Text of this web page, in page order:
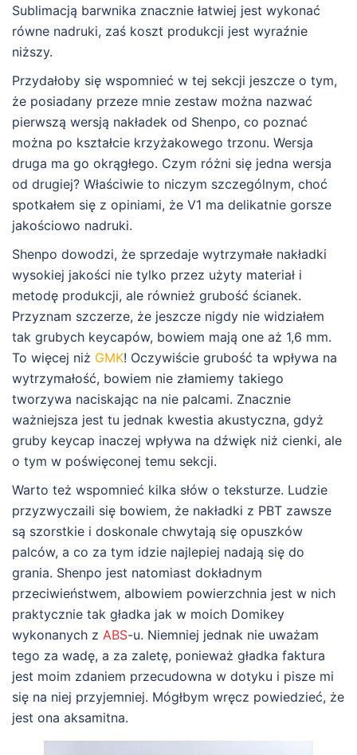
Sublimacją barwnika znacznie łatwiej jest wykonać
równe nadruki, zaś koszt produkcji jest wyraźnie
niższy.
Przydałoby się wspomnieć w tej sekcji jeszcze o tym,
że posiadany przeze mnie zestaw można nazwać
pierwszą wersją nakładek od Shenpo, co poznać
można po kształcie krzyżakowego trzonu. Wersja
druga ma go okrągłego. Czym różni się jedna wersja
od drugiej? Właściwie to niczym szczególnym, choć
spotkałem się z opiniami, że V1 ma delikatnie gorsze
jakościowo nadruki.
Shenpo dowodzi, że sprzedaje wytrzymałe nakładki
wysokiej jakości nie tylko przez użyty materiał i
metodę produkcji, ale również grubość ścianek.
Przyznam szczerze, że jeszcze nigdy nie widziałem
tak grubych keycapów, bowiem mają one aż 1,6 mm.
To więcej niż GMK! Oczywiście grubość ta wpływa na
wytrzymałość, bowiem nie złamiemy takiego
tworzywa naciskając na nie palcami. Znacznie
ważniejsza jest tu jednak kwestia akustyczna, gdyż
gruby keycap inaczej wpływa na dźwięk niż cienki, ale
o tym w poświęconej temu sekcji.
Warto też wspomnieć kilka słów o teksturze. Ludzie
przyzwyczaili się bowiem, że nakładki z PBT zawsze
są szorstkie i doskonale chwytają się opuszków
palców, a co za tym idzie najlepiej nadają się do
grania. Shenpo jest natomiast dokładnym
przeciwieństwem, albowiem powierzchnia jest w nich
praktycznie tak gładka jak w moich Domikey
wykonanych z ABS-u. Niemniej jednak nie uważam
tego za wadę, a za zaletę, ponieważ gładka faktura
jest moim zdaniem przecudowna w dotyku i pisze mi
się na niej przyjemniej. Mógłbym wręcz powiedzieć, że
jest ona aksamitna.